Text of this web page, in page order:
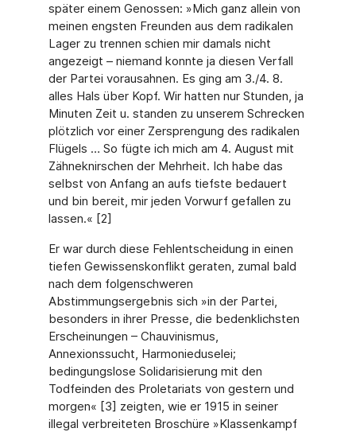
später einem Genossen: »Mich ganz allein von
meinen engsten Freunden aus dem radikalen
Lager zu trennen schien mir damals nicht
angezeigt – niemand konnte ja diesen Verfall
der Partei vorausahnen. Es ging am 3./4. 8.
alles Hals über Kopf. Wir hatten nur Stunden, ja
Minuten Zeit u. standen zu unserem Schrecken
plötzlich vor einer Zersprengung des radikalen
Flügels … So fügte ich mich am 4. August mit
Zähneknirschen der Mehrheit. Ich habe das
selbst von Anfang an aufs tiefste bedauert
und bin bereit, mir jeden Vorwurf gefallen zu
lassen.« [2]
Er war durch diese Fehlentscheidung in einen
tiefen Gewissenskonflikt geraten, zumal bald
nach dem folgenschweren
Abstimmungsergebnis sich »in der Partei,
besonders in ihrer Presse, die bedenklichsten
Erscheinungen – Chauvinismus,
Annexionssucht, Harmonieduselei;
bedingungslose Solidarisierung mit den
Todfeinden des Proletariats von gestern und
morgen« [3] zeigten, wie er 1915 in seiner
illegal verbreiteten Broschüre »Klassenkampf